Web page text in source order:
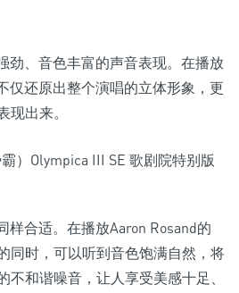
劲、音色丰富的声音表现。在播放
仅还原出整个演唱的立体形象，更
出来。
合适。在播放Aaron Rosand的
同时，可以听到音色饱满自然，将
和谐噪音，让人享受美感十足、